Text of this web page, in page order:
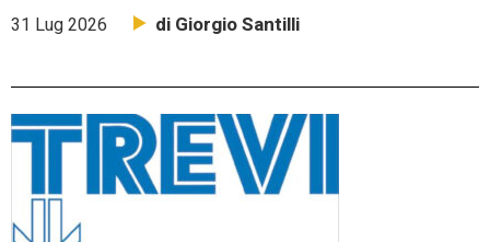
31 Lug 2026 di Giorgio Santilli